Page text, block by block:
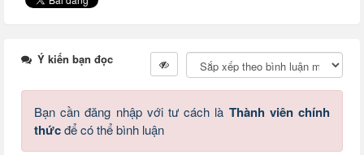
Ý kiến bạn đọc
Bạn cần đăng nhập với tư cách là Thành viên chính
thứcđể có thể bình luận